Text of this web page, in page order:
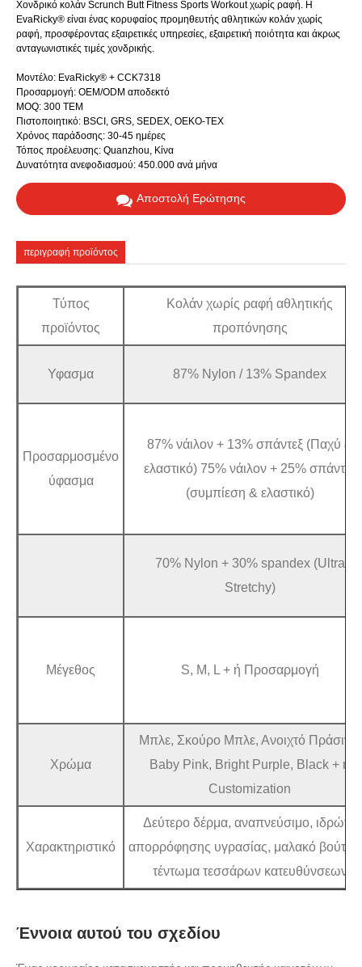
Χονδρικό κολάν Scrunch Butt Fitness Sports Workout χωρίς ραφή. Η
EvaRicky® είναι ένας κορυφαίος προμηθευτής αθλητικών κολάν χωρίς
ραφή, προσφέροντας εξαιρετικές υπηρεσίες, εξαιρετική ποιότητα και άκρως
ανταγωνιστικές τιμές χονδρικής.
Μοντέλο: EvaRicky® + CCK7318
Προσαρμογή: OEM/ODM αποδεκτό
MOQ: 300 ΤΕΜ
Πιστοποιητικό: BSCI, GRS, SEDEX, OEKO-TEX
Χρόνος παράδοσης: 30-45 ημέρες
Τόπος προέλευσης: Quanzhou, Κίνα
Δυνατότητα ανεφοδιασμού: 450.000 ανά μήνα
Αποστολή Ερώτησης
περιγραφή προϊόντος
Τύπος
προϊόντος
Κολάν χωρίς ραφή αθλητικής
προπόνησης
Υφασμα 87% Nylon / 13% Spandex
Προσαρμοσμένο
ύφασμα
87% νάιλον + 13% σπάντεξ (Παχύ &
ελαστικό) 75% νάιλον + 25% σπάντεξ
(συμπίεση & ελαστικό)
70% Nylon + 30% spandex (Ultra
Stretchy)
Μέγεθος S, M, L + ή Προσαρμογή
Χρώμα
Μπλε, Σκούρο Μπλε, Ανοιχτό Πράσινο,
Baby Pink, Bright Purple, Black + ή
Customization
Χαρακτηριστικό
Δεύτερο δέρμα, αναπνεύσιμο, ιδρώτα
απορρόφησης υγρασίας, μαλακό
τέντωμα τεσσάρων κατευθύνσεων
Έννοια αυτού του σχεδίου